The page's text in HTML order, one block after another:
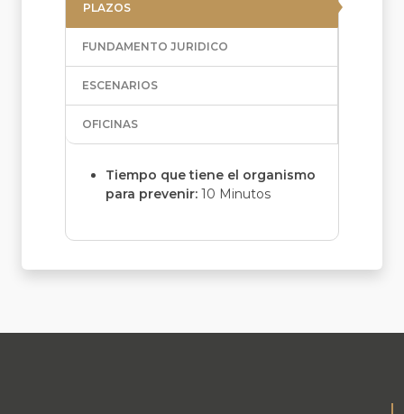
PLAZOS
FUNDAMENTO JURIDICO
ESCENARIOS
OFICINAS
Tiempo que tiene el organismo
para prevenir: 10 Minutos